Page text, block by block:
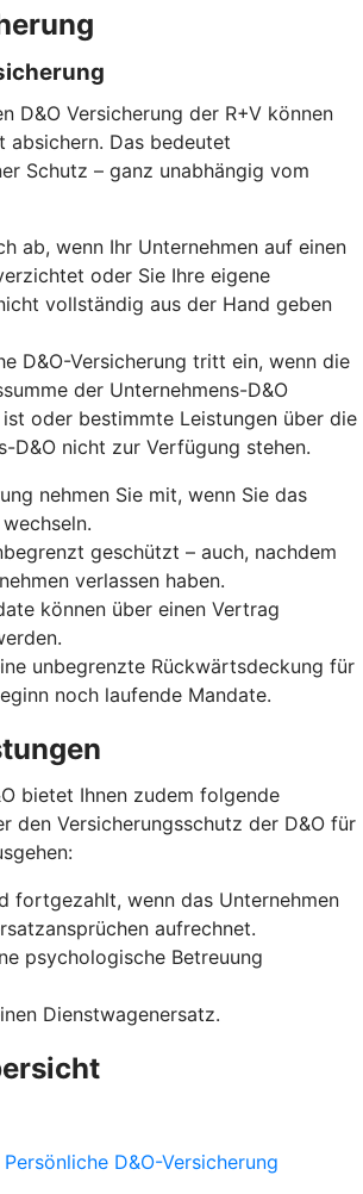
D&O Versicherung der R+V können
absichern. Das bedeutet
Schutz – ganz unabhängig vom
ab, wenn Ihr Unternehmen auf einen
oder Sie Ihre eigene
vollständig aus der Hand geben
D&O-Versicherung tritt ein, wenn die
der Unternehmens-D&O
oder bestimmte Leistungen über die
D&O nicht zur Verfügung stehen.
nehmen Sie mit, wenn Sie das
geschützt – auch, nachdem
verlassen haben.
können über einen Vertrag
unbegrenzte Rückwärtsdeckung für
noch laufende Mandate.
bietet Ihnen zudem folgende
den Versicherungsschutz der D&O für
fortgezahlt, wenn das Unternehmen
aufrechnet.
psychologische Betreuung
Dienstwagenersatz.
D&O-Versicherung